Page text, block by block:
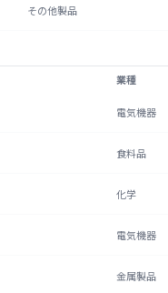
その他製品
業種
電気機器
食料品
化学
電気機器
金属製品